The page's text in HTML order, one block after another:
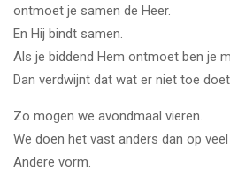
ontmoet je samen de Heer.
En Hij bindt samen.
Als je biddend Hem ontmoet ben je
Dan verdwijnt dat wat er niet toe
Zo mogen we avondmaal vieren.
We doen het vast anders dan op
Andere vorm.